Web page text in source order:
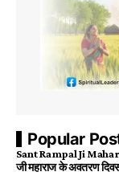
Popular
Sant Rampal Ji
जी महाराज के अवतरण